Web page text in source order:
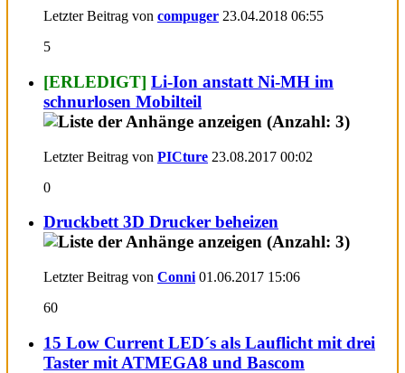
Letzter Beitrag von compuger 23.04.2018 06:55
5
[ERLEDIGT] Li-Ion anstatt Ni-MH im
schnurlosen Mobilteil
Letzter Beitrag von PICture 23.08.2017 00:02
0
Druckbett 3D Drucker beheizen
Letzter Beitrag von Conni 01.06.2017 15:06
60
15 Low Current LED´s als Lauflicht mit drei
Taster mit ATMEGA8 und Bascom